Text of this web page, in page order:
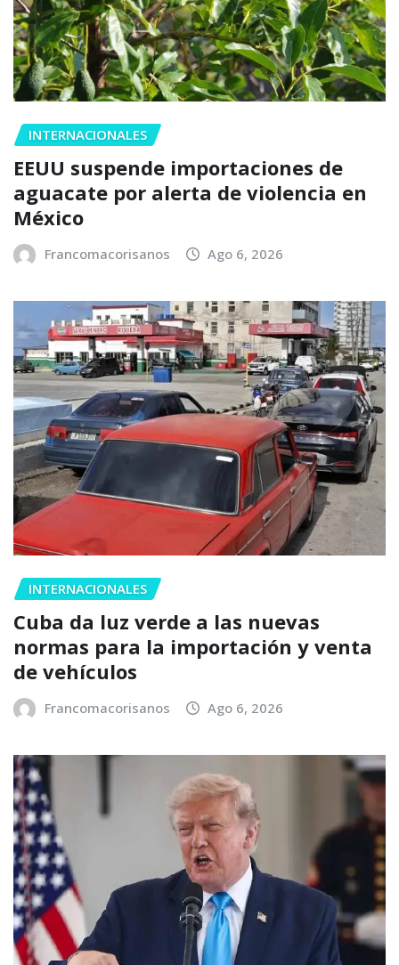
INTERNACIONALES
EEUU suspende importaciones de
aguacate por alerta de violencia en
México
Francomacorisanos Ago 6, 2026
INTERNACIONALES
Cuba da luz verde a las nuevas
normas para la importación y venta
de vehículos
Francomacorisanos Ago 6, 2026